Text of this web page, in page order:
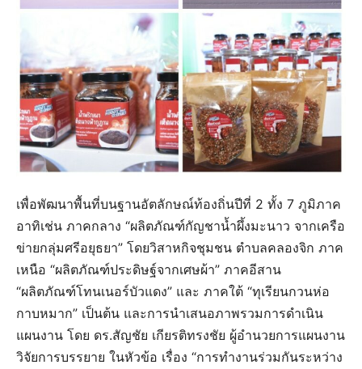
เพื่อพัฒนาพื้นที่บนฐานอัตลักษณ์ท้องถิ่นปีที่ 2 ทั้ง 7 ภูมิภาค​
อาทิเช่น​ ภาคกลาง​ “ผลิตภัณฑ์​กัญชาน้ำผึ้ง​มะนาว​ จากเครือ
ข่าย​กลุ่ม​ศรีอยุธยา” โดยวิสาหกิจ​ชุมชน​ ตำบล​คลอง​จิก​ ภาค
เหนือ​ “ผลิตภัณฑ์​ประดิษฐ์​จากเศษผ้า” ภาคอีสาน
“ผลิตภัณฑ์​โทนเนอร์​บัวแดง” และ​ ภาคใต้​ “ทุเรียนกวนห่อ
กาบหมาก” เป็น​ต้น​ และการนำเสนอ​ภาพรวม​การดำเนิน
แผนงาน​ โดย​ ดร.สัญชัย​ เกียรติ​ทรงชัย​ ผู้​อำนวยการ​แผนงาน
วิจัยการบรรย​าย ในหัวข้อ​ เรื่อง “การทำงานร่วมกันระหว่าง